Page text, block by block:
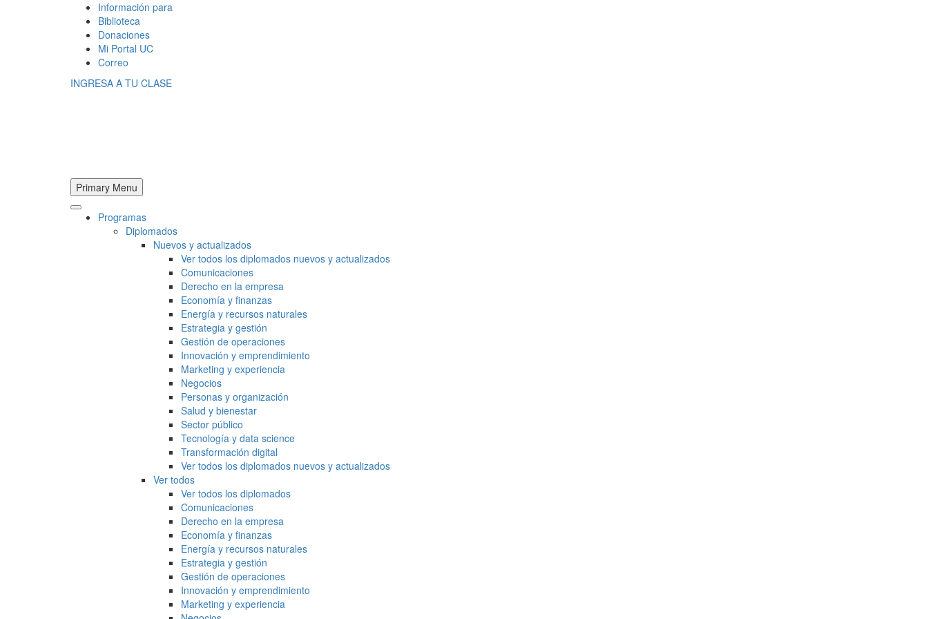
Información para
Biblioteca
Donaciones
Mi Portal UC
Correo
INGRESA A TU CLASE
Primary Menu
Programas
Diplomados
Nuevos y actualizados
Ver todos los diplomados nuevos y actualizados
Comunicaciones
Derecho en la empresa
Economía y finanzas
Energía y recursos naturales
Estrategia y gestión
Gestión de operaciones
Innovación y emprendimiento
Marketing y experiencia
Negocios
Personas y organización
Salud y bienestar
Sector público
Tecnología y data science
Transformación digital
Ver todos los diplomados nuevos y actualizados
Ver todos
Ver todos los diplomados
Comunicaciones
Derecho en la empresa
Economía y finanzas
Energía y recursos naturales
Estrategia y gestión
Gestión de operaciones
Innovación y emprendimiento
Marketing y experiencia